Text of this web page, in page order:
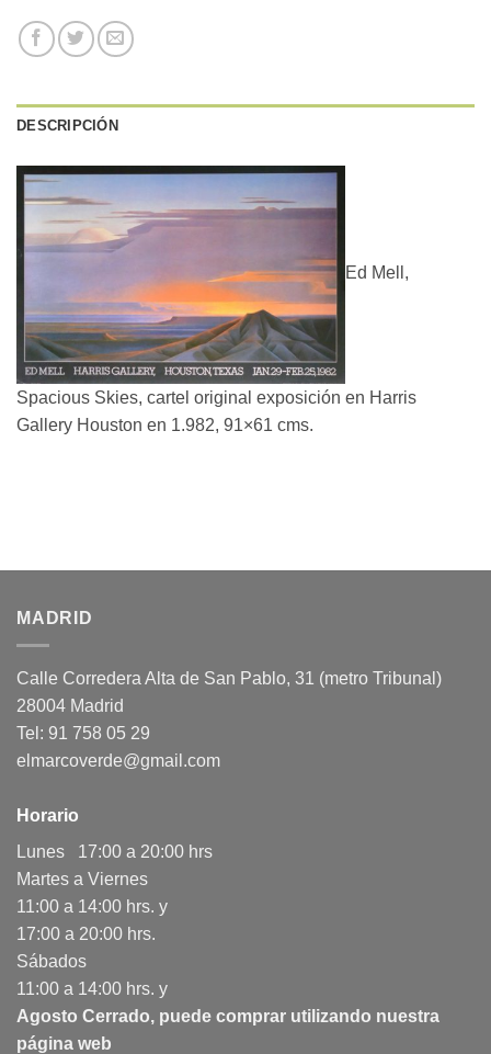
DESCRIPCIÓN
Ed Mell,
Spacious Skies, cartel original exposición en Harris
Gallery Houston en 1.982, 91×61 cms.
MADRID
Calle Corredera Alta de San Pablo, 31 (metro Tribunal)
28004 Madrid
Tel: 91 758 05 29
elmarcoverde@gmail.com
Horario
Lunes 17:00 a 20:00 hrs
Martes a Viernes
11:00 a 14:00 hrs. y
17:00 a 20:00 hrs.
Sábados
11:00 a 14:00 hrs. y
Agosto Cerrado, puede comprar utilizando nuestra
página web